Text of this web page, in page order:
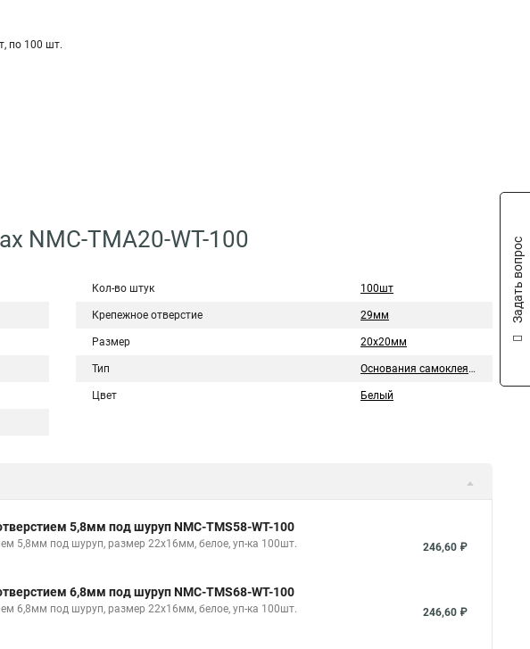
по 100 шт.
NMC-TMA20-WT-100
Кол-во штук 100шт
Крепежное отверстие 29мм
Размер 20х20мм
Тип Основания самоклеящиеся
Цвет Белый
5,8мм под шуруп NMC-TMS58-WT-100
5,8мм под шуруп, размер 22х16мм, белое, уп-ка 100шт. 246,60 ₽
6,8мм под шуруп NMC-TMS68-WT-100
6,8мм под шуруп, размер 22х16мм, белое, уп-ка 100шт. 246,60 ₽
Задать вопрос